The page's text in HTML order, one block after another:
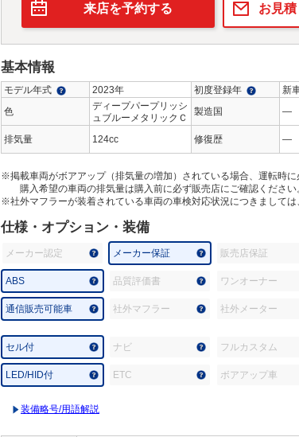
来店を予約する お見
基本情報
モデル年式 2023年 初度登録年 新
色
ディープパープリッシ
ュブルーメタリックＣ
製造国 ―
排気量 124cc 修復歴 ―
※掲載車両がボアアップ（排気量の増加）されている場合、運転時に
購入希望の車両の排気量は購入前に必ず販売店にご確認ください
※社外マフラーが装着されている車両の車検対応状況につきましては
仕様・オプション・装備
メーカー認定 メーカー保証 販売店保証
ABS 品質評価書 ワンオーナー
通信販売可能車 社外マフラー 社外メーター
セル付 ナビ フルカスタム
LED/HID付 ETC ボアアップ車
装備略号/用語解説